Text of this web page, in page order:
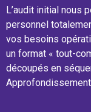
L’audit initial nous
personnel
vos besoins
un format « tout-
découpés en